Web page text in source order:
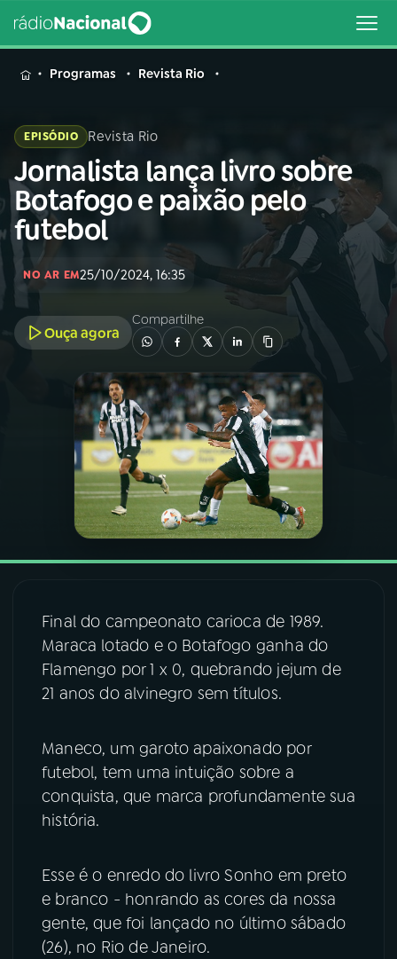
MENU
Buscar
na
Rádio
Nacional
Buscar
A RÁDIO
PROGRAMAÇÃO
PROGRAMAS
PODCASTS
06VIDEOCASTS
07 ÚLTIMAS
ACOMPANHE A RÁDIO NACIONAL
YouTube
Instagram X
TikTok
Programas Revista Rio
EPISÓDIO Revista Rio
Jornalista lança livro sobre
Botafogo e paixão pelo
futebol
NO AR EM25/10/2024, 16:35
Ouça agora
Compartilhe
Final do campeonato carioca de 1989.
Maraca lotado e o Botafogo ganha do
Flamengo por 1 x 0, quebrando jejum de
21 anos do alvinegro sem títulos.
Maneco, um garoto apaixonado por
futebol, tem uma intuição sobre a
conquista, que marca profundamente sua
história.
Esse é o enredo do livro Sonho em preto
e branco - honrando as cores da nossa
gente, que foi lançado no último sábado
(26), no Rio de Janeiro.